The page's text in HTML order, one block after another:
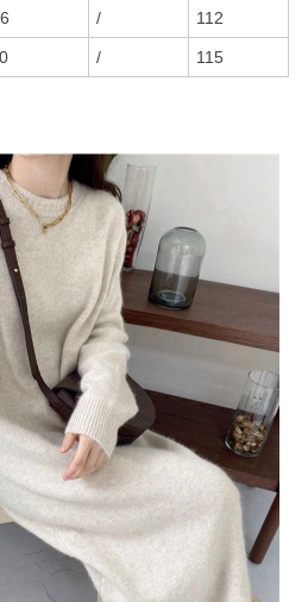
/ 112
/ 115